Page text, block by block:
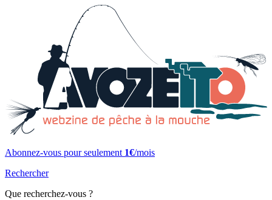
Abonnez-vous pour seulement 1€/mois
Rechercher
Que recherchez-vous ?